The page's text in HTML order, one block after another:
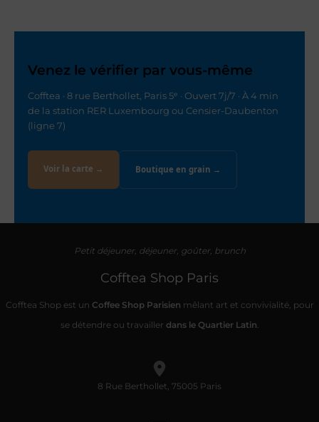
Venez le vérifier par vous-même
Cofftea · 8 rue Berthollet, Paris 5ᵉ · Ouvert 7j/7 · À 4 min
de la station RER Luxembourg ou Censier-Daubenton
(ligne 7)
Voir la carte → Boutique en grain →
Petit déjeuner, déjeuner, goûter, brunch
Cofftea Shop Paris
Cofftea Shop est un Coffee Shop Parisien mêlant art et convivialité, pour
se détendre ou travailler dans le Quartier Latin.
8 Rue Berthollet, 75005 Paris